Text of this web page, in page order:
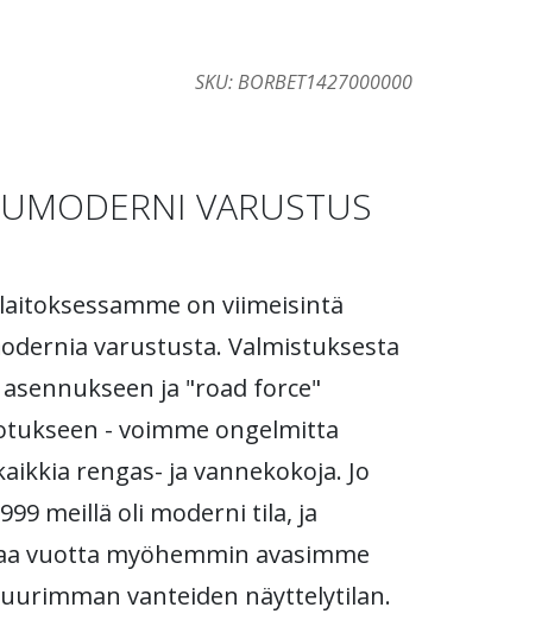
SKU:BORBET1427000000
VARUSTUS
on viimeisintä
varustusta. Valmistuksesta
ja "road force"
- voimme ongelmitta
rengas- ja vannekokoja. Jo
meillä oli moderni tila, ja
vuotta myöhemmin avasimme
vanteiden näyttelytilan.